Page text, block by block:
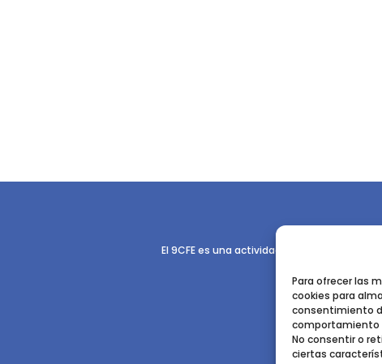
Para ofrecer las
cookies para
consentimiento
comportamiento
No consentir o
ciertas
El 9CFE es una actividad promovida por la